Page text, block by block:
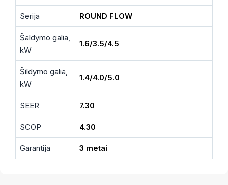
Serija ROUND FLOW
Šaldymo galia,
kW
1.6/3.5/4.5
Šildymo galia,
kW
1.4/4.0/5.0
SEER 7.30
SCOP 4.30
Garantija 3 metai